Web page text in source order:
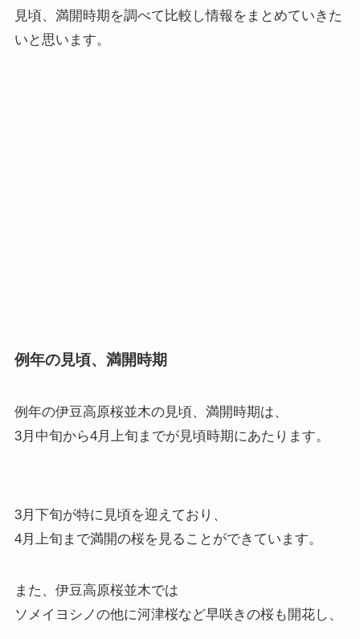
見頃、満開時期を調べて比較し情報をまとめていきた
いと思います。
例年の見頃、満開時期
例年の伊豆高原桜並木の見頃、満開時期は、
3月中旬から4月上旬までが見頃時期にあたります。
3月下旬が特に見頃を迎えており、
4月上旬まで満開の桜を見ることができています。
また、伊豆高原桜並木では
ソメイヨシノの他に河津桜など早咲きの桜も開花し、